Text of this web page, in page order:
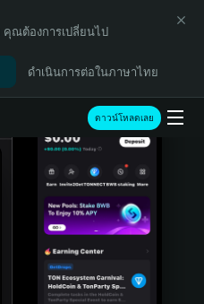
คุณต้องการเปลี่ยนไป
ดำเนินการต่อในภาษาไทย
ดาวน์โหลดเลย